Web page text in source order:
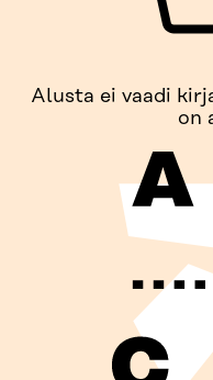
Alusta ei vaadi
on